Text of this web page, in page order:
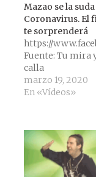
Mazao se la
Coronavirus. El
te sorprenderá
https://
Fuente: Tu mira
calla
marzo 19, 2020
En «Vídeos»